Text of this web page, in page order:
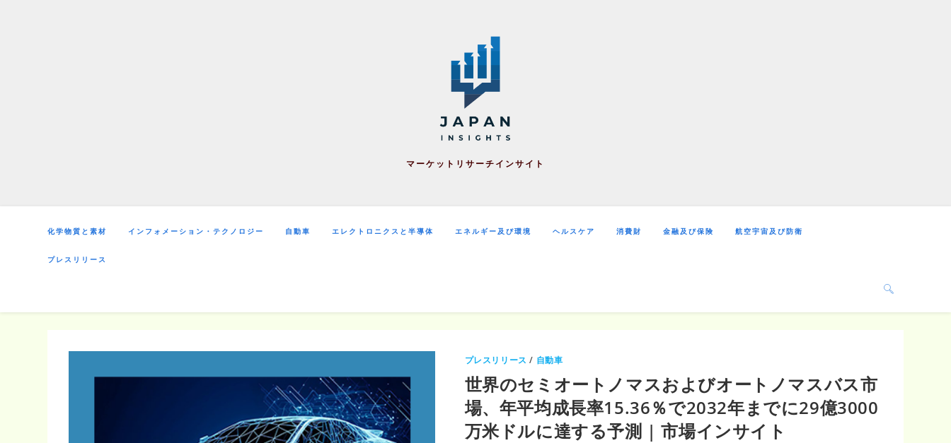
マーケットリサーチインサイト
化学物質と素材 インフォメーション・テクノロジー 自動車 エレクトロニクスと半導体 エネルギー及び環境 ヘルスケア 消費財 金融及び保険 航空宇宙及び防衛
プレスリリース
プレスリリース / 自動車
世界のセミオートノマスおよびオートノマスバス市
場、年平均成長率15.36％で2032年までに29億3000
万米ドルに達する予測 | 市場インサイト